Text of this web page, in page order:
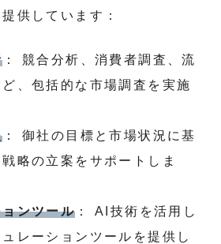
供しています：
： 競合分析、消費者調査、流
、包括的な市場調査を実施
： 御社の目標と市場状況に基
略の立案をサポートしま
ンツール ： AI技術を活用し
レーションツールを提供し